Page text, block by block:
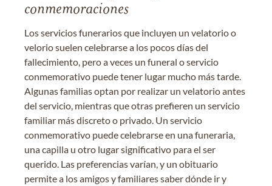
conmemoraciones
Los servicios funerarios que incluyen un velatorio o
velorio suelen celebrarse a los pocos días del
fallecimiento, pero a veces un funeral o servicio
conmemorativo puede tener lugar mucho más tarde.
Algunas familias optan por realizar un velatorio antes
del servicio, mientras que otras prefieren un servicio
familiar más discreto o privado. Un servicio
conmemorativo puede celebrarse en una funeraria,
una capilla u otro lugar significativo para el ser
querido. Las preferencias varían, y un obituario
permite a los amigos y familiares saber dónde ir y